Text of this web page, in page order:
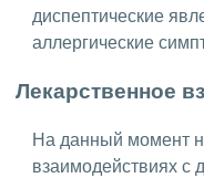
диспептические
аллергические
Лекарственное
На данный момент
взаимодействиях с